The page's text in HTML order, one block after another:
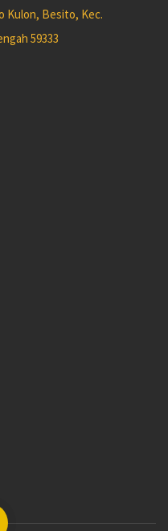
Kulon, Besito, Kec.
59333